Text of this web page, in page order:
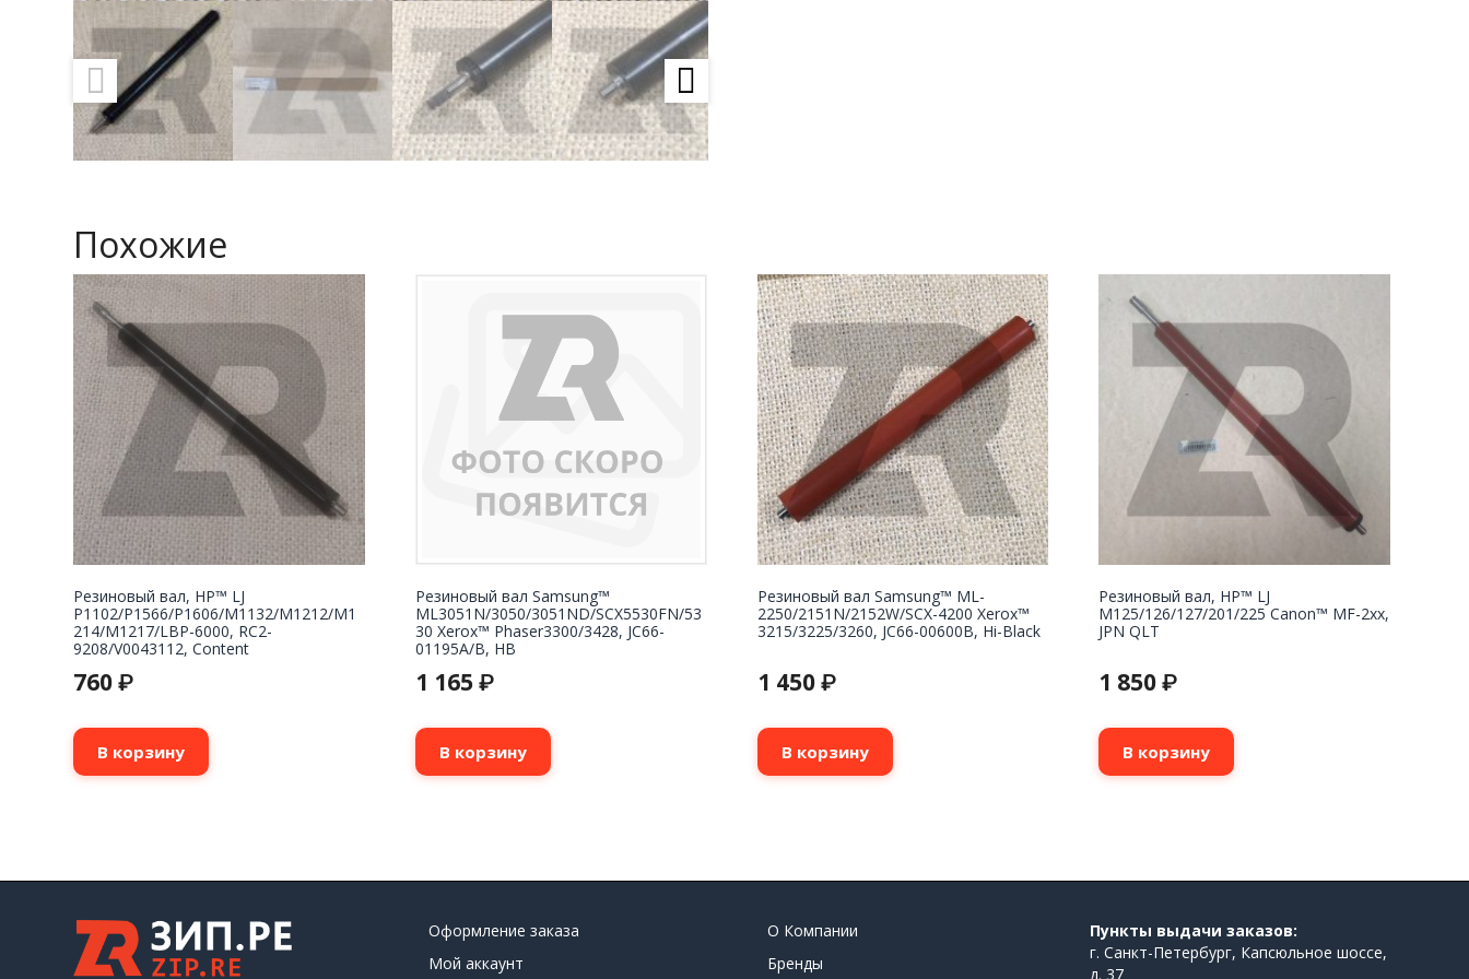
Похожие
Резиновый вал, HP™ LJ
P1102/P1566/P1606/M1132/M1212/M1
214/M1217/LBP-6000, RC2-
9208/V0043112, Content
760 ₽
В корзину
Резиновый вал Samsung™
ML3051N/3050/3051ND/SCX5530FN/53
30 Xerox™ Phaser3300/3428, JC66-
01195A/B, HB
1 165 ₽
В корзину
Резиновый вал Samsung™ ML-
2250/2151N/2152W/SCX-4200 Xerox™
3215/3225/3260, JC66-00600B, Hi-Black
1 450 ₽
В корзину
Резиновый вал, HP™ LJ
M125/126/127/201/225 Canon™ MF-2xx,
JPN QLT
1 850₽
В корзину
Оформление заказа
Мой аккаунт
О Компании
Бренды
Пункты выдачи заказов:
г. Санкт-Петербург, Капсюльное шоссе,
д. 37